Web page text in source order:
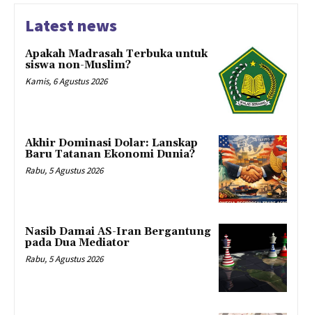
Latest news
Apakah Madrasah Terbuka untuk
siswa non-Muslim?
Kamis, 6 Agustus 2026
Akhir Dominasi Dolar: Lanskap
Baru Tatanan Ekonomi Dunia?
Rabu, 5 Agustus 2026
Nasib Damai AS-Iran Bergantung
pada Dua Mediator
Rabu, 5 Agustus 2026